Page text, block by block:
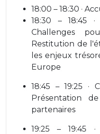
18:00 – 18:30 ·
18:30 – 18:45
Challenges
Restitution de
les enjeux
Europe
18:45 – 19:25 ·
Présentation
partenaires
19:25 – 19:45